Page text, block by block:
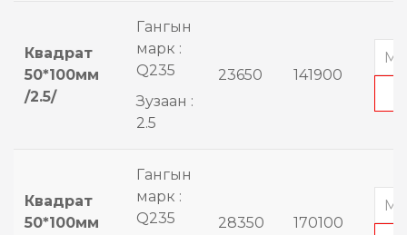
Квадрат
50*100мм
/2.5/
Гангын
марк :
Q235
Зузаан :
2.5
23650 141900
Квадрат
50*100мм
Гангын
марк :
Q235
28350 170100